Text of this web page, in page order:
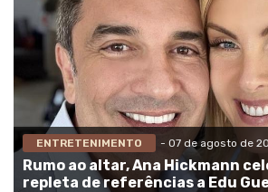
ENTRETENIMENTO - 07 de agosto de
Rumo ao altar, Ana Hickmann
repleta de referências a Edu